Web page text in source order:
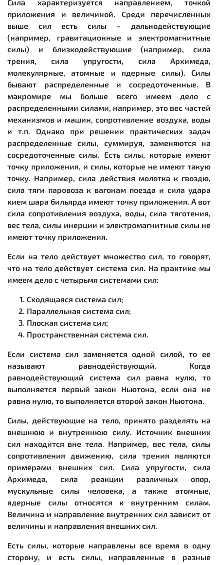
Сила характеризуется направлением, точкой
приложения и величиной. Среди перечисленных
выше сил есть силы – дальнодействующие
(например, гравитационные и электромагнитные
силы) и близкодействующие (например, сила
трения, сила упругости, сила Архимеда,
молекулярные, атомные и ядерные силы). Силы
бывают распределенные и сосредоточенные. В
макромире мы больше всего имеем дело с
распределенными силами, например, это вес частей
механизмов и машин, сопротивление воздуха, воды
и т.п. Однако при решении практических задач
распределенные силы, суммируя, заменяются на
сосредоточенные силы. Есть силы, которые имеют
точку приложения, и силы, которые не имеют такую
точку. Например, сила действия молотка к гвоздю,
сила тяги паровоза к вагонам поезда и сила удара
кием шара бильярда имеют точку приложения. А вот
сила сопротивления воздуха, воды, сила тяготения,
вес тела, силы инерции и электромагнитные силы не
имеют точку приложения.
Если на тело действует множество сил, то говорят,
что на тело действует система сил. На практике мы
имеем дело с четырьмя системами сил:
Сходящаяся система сил;
Параллельная система сил;
Плоская система сил;
Пространственная система сил.
Если система сил заменяется одной силой, то ее
называют равнодействующий. Когда
равнодействующий система сил равна нулю, то
выполняется первый закон Ньютона, если она не
равна нулю, то выполняется второй закон Ньютона.
Силы, действующие на тело, принято разделять на
внешнюю и внутреннюю силу. Источник внешних
сил находится вне тела. Например, вес тела, силы
сопротивления движению, сила трения являются
примерами внешних сил. Сила упругости, сила
Архимеда, сила реакции различных опор,
мускульные силы человека, а также атомные,
ядерные силы относятся к внутренним силам.
Величина и направление внутренних сил зависит от
величины и направления внешних сил.
Есть силы, которые направлены все время в одну
сторону, и есть силы, направленные в разные